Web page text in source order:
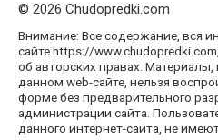
© 2026 Chudopredki.com
Внимание: Все содержание, вся
сайте https://
об авторских правах. Материалы,
данном web-сайте, нельзя
форме без предварительного
администрации сайта.
данного интернет-сайта, не